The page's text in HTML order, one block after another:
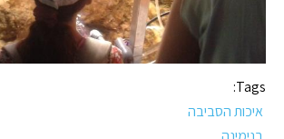
Tags:
איכות הסביבה